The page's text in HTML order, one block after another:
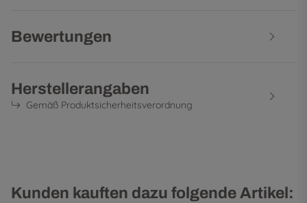
Bewertungen
Herstellerangaben
Gemäß Produktsicherheitsverordnung
Kunden kauften dazu folgende Artikel: